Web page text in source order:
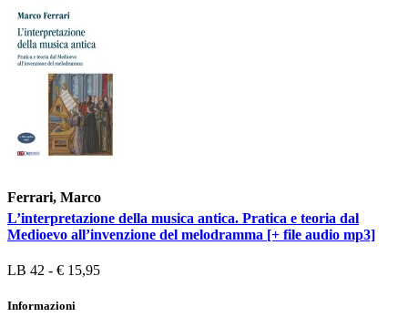
Ferrari, Marco
L’interpretazione della musica antica. Pratica e teoria dal
Medioevo all’invenzione del melodramma [+ file audio mp3]
LB 42 - € 15,95
Informazioni